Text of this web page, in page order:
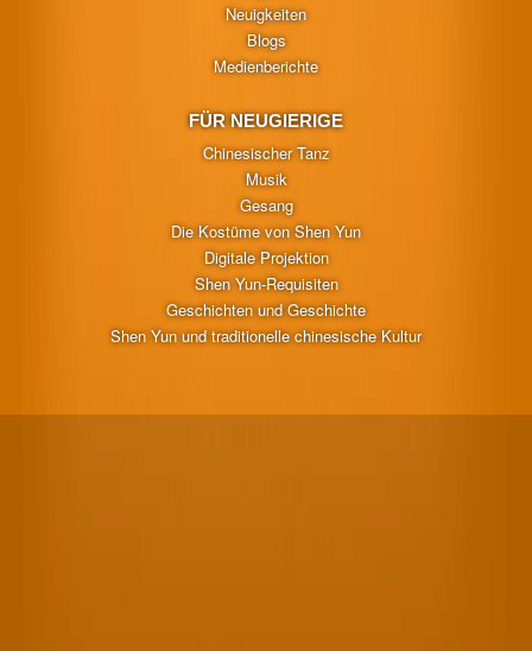
Neuigkeiten
Blogs
Medienberichte
FÜR NEUGIERIGE
Chinesischer Tanz
Musik
Gesang
Die Kostüme von Shen Yun
Digitale Projektion
Shen Yun-Requisiten
Geschichten und Geschichte
Shen Yun und traditionelle chinesische Kultur